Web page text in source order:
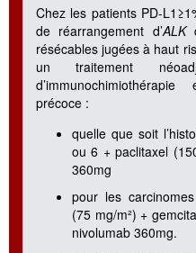
Chez les patients PD-
de réarrangement d’ALK
résécables jugées à haut
un traitement
précoce :
quelle que soit
ou 6 + paclitaxel
360mg
pour les
(75 mg/m²) +
nivolumab 360mg.